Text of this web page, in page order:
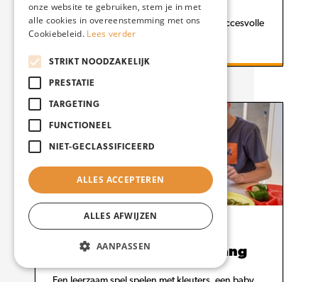
Jochem Dekker, oud-student van de
Sportacademie MBO Amersfoort, start succesvolle
buitenschoolse opvang in Ermelo.
21 september 2023
Werken in de kinderopvang
onze website te gebruiken, stem je in met
alle cookies in overeenstemming met ons
Cookiebeleid. Lees verder
STRIKT NOODZAKELIJK
PRESTATIE
TARGETING
FUNCTIONEEL
NIET-GECLASSIFICEERD
ALLES ACCEPTEREN
ALLES AFWIJZEN
AANPASSEN